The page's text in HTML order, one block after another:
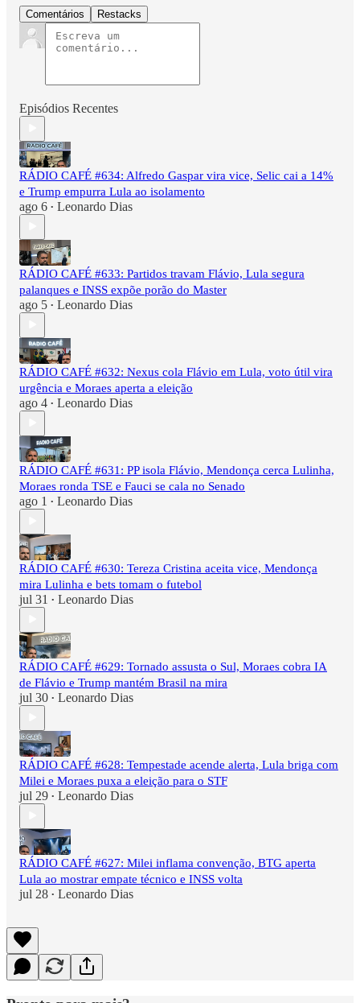
Comentários Restacks
Episódios Recentes
RÁDIO CAFÉ #634: Alfredo Gaspar vira vice, Selic cai a 14%
e Trump empurra Lula ao isolamento
ago 6 • Leonardo Dias
RÁDIO CAFÉ #633: Partidos travam Flávio, Lula segura
palanques e INSS expõe porão do Master
ago 5 • Leonardo Dias
RÁDIO CAFÉ #632: Nexus cola Flávio em Lula, voto útil vira
urgência e Moraes aperta a eleição
ago 4 • Leonardo Dias
RÁDIO CAFÉ #631: PP isola Flávio, Mendonça cerca Lulinha,
Moraes ronda TSE e Fauci se cala no Senado
ago 1 • Leonardo Dias
RÁDIO CAFÉ #630: Tereza Cristina aceita vice, Mendonça
mira Lulinha e bets tomam o futebol
jul 31 • Leonardo Dias
RÁDIO CAFÉ #629: Tornado assusta o Sul, Moraes cobra IA
de Flávio e Trump mantém Brasil na mira
jul 30 • Leonardo Dias
RÁDIO CAFÉ #628: Tempestade acende alerta, Lula briga com
Milei e Moraes puxa a eleição para o STF
jul 29 • Leonardo Dias
RÁDIO CAFÉ #627: Milei inflama convenção, BTG aperta
Lula ao mostrar empate técnico e INSS volta
jul 28 • Leonardo Dias